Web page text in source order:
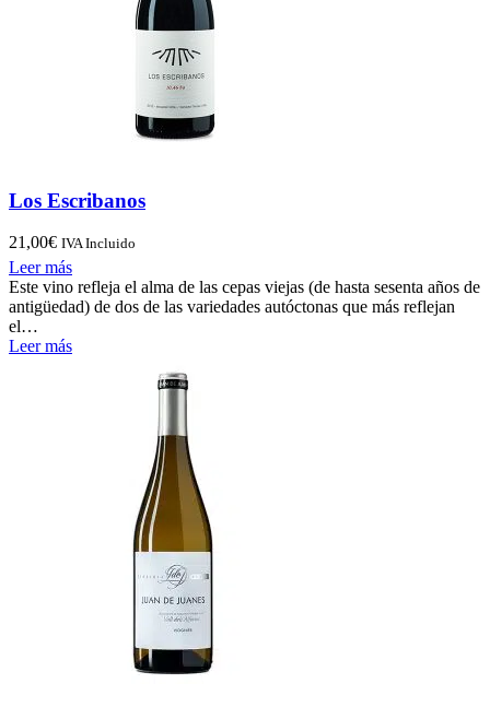
Los Escribanos
21,00€ IVA Incluido
Leer más
Este vino refleja el alma de las cepas viejas (de hasta sesenta años de
antigüedad) de dos de las variedades autóctonas que más reflejan
el…
Leer más